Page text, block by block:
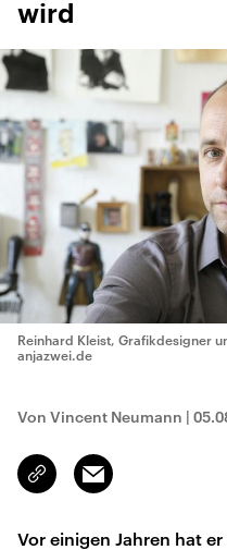
wird
Reinhard Kleist, Grafikdesigner
anjazwei.de
Von Vincent Neumann |
Link
kopieren/teilen
Email
Vor einigen Jahren hat